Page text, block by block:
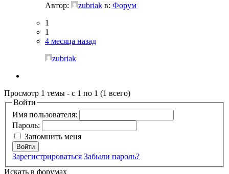
Автор:
zubriak в: Форум
1
1
4 месяца назад
zubriak
Просмотр 1 темы - с 1 по 1 (1 всего)
Войти
Имя пользователя:
Пароль:
Запомнить меня
Войти
Зарегистрироваться Забыли пароль?
Искать в форумах